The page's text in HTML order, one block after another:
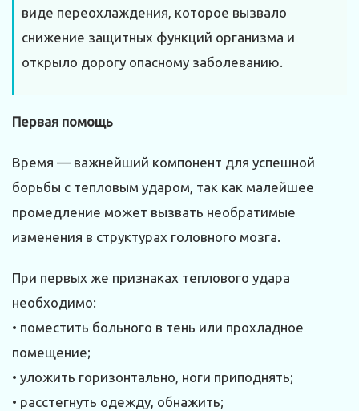
виде переохлаждения, которое вызвало
снижение защитных функций организма и
открыло дорогу опасному заболеванию.
Первая помощь
Время — важнейший компонент для успешной
борьбы с тепловым ударом, так как малейшее
промедление может вызвать необратимые
изменения в структурах головного мозга.
При первых же признаках теплового удара
необходимо:
• поместить больного в тень или прохладное
помещение;
• уложить горизонтально, ноги приподнять;
• расстегнуть одежду, обнажить;